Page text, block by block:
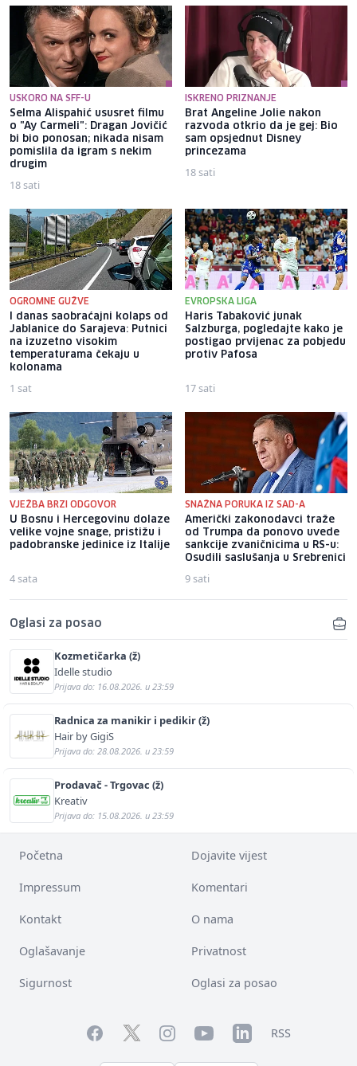
USKORO NA SFF-U
Selma Alispahić ususret filmu
o "Ay Carmeli": Dragan Jovičić
bi bio ponosan; nikada nisam
pomislila da igram s nekim
drugim
18 sati
ISKRENO PRIZNANJE
Brat Angeline Jolie nakon
razvoda otkrio da je gej: Bio
sam opsjednut Disney
princezama
18 sati
OGROMNE GUŽVE
I danas saobraćajni kolaps od
Jablanice do Sarajeva: Putnici
na izuzetno visokim
temperaturama čekaju u
kolonama
1 sat
EVROPSKA LIGA
Haris Tabaković junak
Salzburga, pogledajte kako je
postigao prvijenac za pobjedu
protiv Pafosa
17 sati
VJEŽBA BRZI ODGOVOR
U Bosnu i Hercegovinu dolaze
velike vojne snage, pristižu i
padobranske jedinice iz Italije
4 sata
SNAŽNA PORUKA IZ SAD-A
Američki zakonodavci traže
od Trumpa da ponovo uvede
sankcije zvaničnicima u RS-u:
Osudili saslušanja u Srebrenici
9 sati
Oglasi za posao
Kozmetičarka (ž)
Idelle studio
Prijava do: 16.08.2026. u 23:59
Radnica za manikir i pedikir (ž)
Hair by GigiS
Prijava do: 28.08.2026. u 23:59
Prodavač - Trgovac (ž)
Kreativ
Prijava do: 15.08.2026. u 23:59
Početna Dojavite vijest
Impressum Komentari
Kontakt O nama
Oglašavanje Privatnost
Sigurnost Oglasi za posao
FacebookTwitterInstagramYouTubeLinkedInRSS